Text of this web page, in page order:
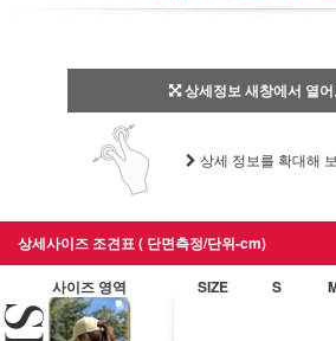
상세정보 새창에서 열
상세 정보를 확대해
상세사이즈 조견표 ( 단면측정/단위-cm)
사이즈 영역 SIZE S